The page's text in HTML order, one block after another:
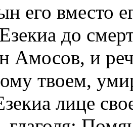
его вместо
до
Амосов, и
твоем,
лице